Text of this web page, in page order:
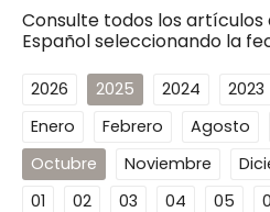
Consulte todos los artículos
Español seleccionando la
2026 2025 2024 2023
Enero
Febrero Agosto
Octubre
Noviembre
01
02 03 04 05